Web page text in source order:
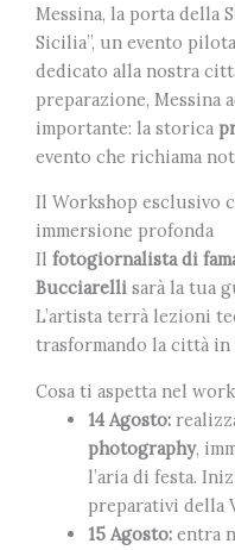
Messina, la porta della
Sicilia”, un evento
dedicato alla nostra
preparazione, Messina
importante: la storica
evento che richiama
Il Workshop esclusivo
immersione profonda
Il fotogiornalista di
Bucciarelli sarà la tua
L’artista terrà lezioni
trasformando la città in
Cosa ti aspetta nel
14 Agosto:
photography,
l’aria di festa.
preparativi della
15 Agosto: entra